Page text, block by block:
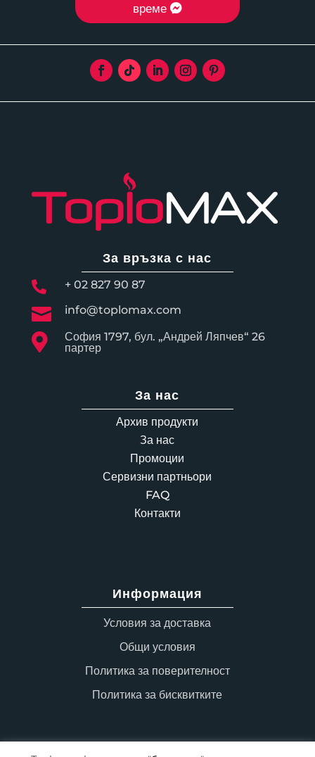
време
За връзка с нас
 + 02 827 90 87
 info@toplomax.com

София 1797, бул. „Андрей Ляпчев“ 26
партер
За нас
Архив продукти
За нас
Промоции
Сервизни партньори
FAQ
Контакти
Информация
Условия за доставка
Общи условия
Политика за поверителност
Политика за бисквитките